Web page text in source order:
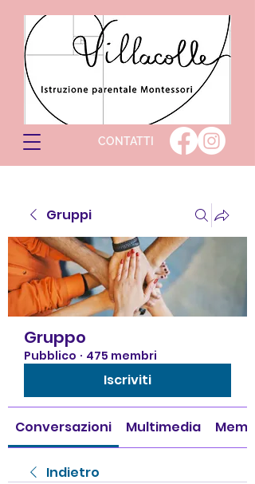
CONTATTI
Gruppi
Gruppo
Pubblico · 475 membri
Iscriviti
Conversazioni Multimedia
Indietro